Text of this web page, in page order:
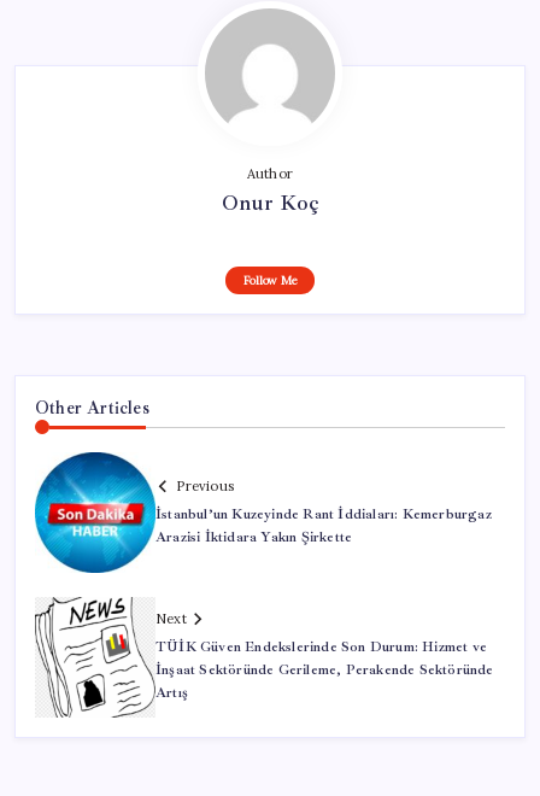
Author
Onur Koç
Follow Me
Other Articles
Previous
İstanbul’un Kuzeyinde Rant İddiaları: Kemerburgaz
Arazisi İktidara Yakın Şirkette
Next
TÜİK Güven Endekslerinde Son Durum: Hizmet ve
İnşaat Sektöründe Gerileme, Perakende Sektöründe
Artış